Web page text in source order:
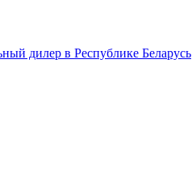
дилер в Республике Беларусь